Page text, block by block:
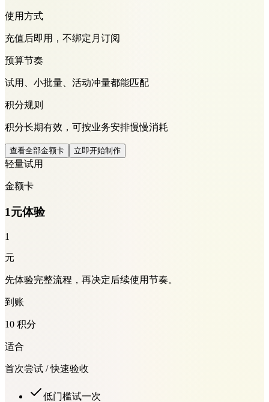
使用方式
充值后即用，不绑定月订阅
预算节奏
试用、小批量、活动冲量都能匹配
积分规则
积分长期有效，可按业务安排慢慢消耗
查看全部金额卡 立即开始制作
轻量试用
金额卡
1元体验
1
元
先体验完整流程，再决定后续使用节奏。
到账
10 积分
适合
首次尝试 / 快速验收
低门槛试一次